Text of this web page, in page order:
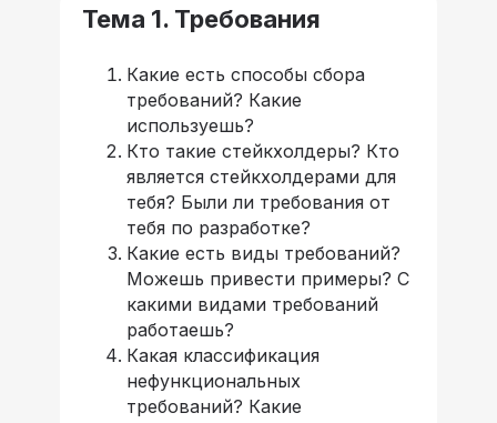
Тема 1. Требования
Какие есть способы сбора
требований? Какие
используешь?
Кто такие стейкхолдеры? Кто
является стейкхолдерами для
тебя? Были ли требования от
тебя по разработке?
Какие есть виды требований?
Можешь привести примеры? С
какими видами требований
работаешь?
Какая классификация
нефункциональных
требований? Какие